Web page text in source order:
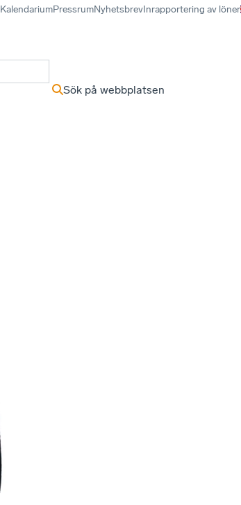
KalendariumPressrumNyhetsbrevInrapportering av löner
Sök på webbplatsen